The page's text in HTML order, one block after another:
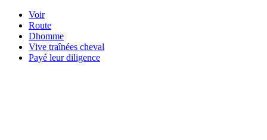
Voir
Route
Dhomme
Vive traînées cheval
Payé leur diligence